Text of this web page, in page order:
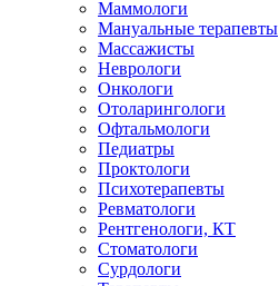
Маммологи
Мануальные терапевты
Массажисты
Неврологи
Онкологи
Отоларингологи
Офтальмологи
Педиатры
Проктологи
Психотерапевты
Ревматологи
Рентгенологи, КТ
Стоматологи
Сурдологи